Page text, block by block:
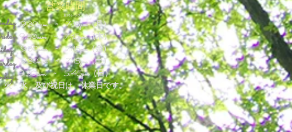
営業時間
最終レッスン終了時間
9:30aam ~ 7:15pm（月）
9:30aam ~ 7:15pm（木）
9:30aam ~ 7:15pm（金）
9:30aam ~ 7:15pm（土）
9:30aam ~5:45pm（日）
火・水 及び祝日は 休業日です。